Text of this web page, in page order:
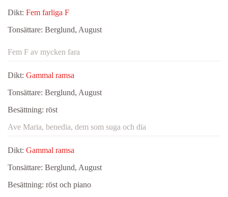
Dikt: Fem farliga F
Tonsättare: Berglund, August
Fem F av mycken fara
Dikt: Gammal ramsa
Tonsättare: Berglund, August
Besättning: röst
Ave Maria, benedia, dem som suga och dia
Dikt: Gammal ramsa
Tonsättare: Berglund, August
Besättning: röst och piano